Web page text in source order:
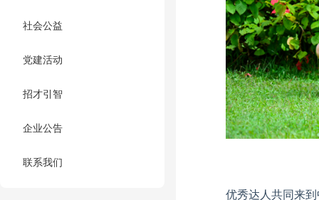
社会公益
党建活动
招才引智
企业公告
联系我们
优秀达人共同来